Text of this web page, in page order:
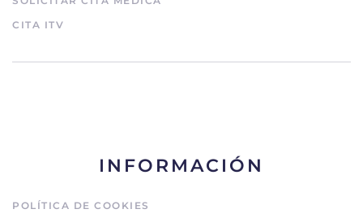
CITA ITV
INFORMACIÓN
POLÍTICA DE COOKIES